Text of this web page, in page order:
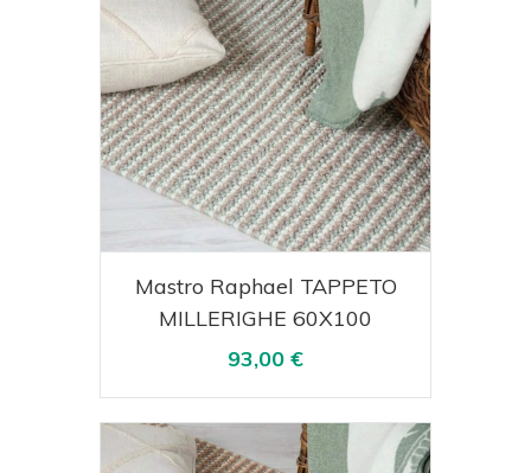
Acquista Visualizza
Mastro Raphael TAPPETO
MILLERIGHE 60X100
93,00 €